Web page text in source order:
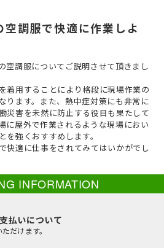
調服で快適に作業しよ
空調服についてご説明させて頂きまし
着用することにより格段に現場作業の
ります。また、熱中症対策にも非常に
災害を未然に防止する役目も果たして
に屋外で作業されるような現場におい
強くおすすめします。
快適に仕事をされてみてはいかがでし
INFORMATION
払いについて
だけます。